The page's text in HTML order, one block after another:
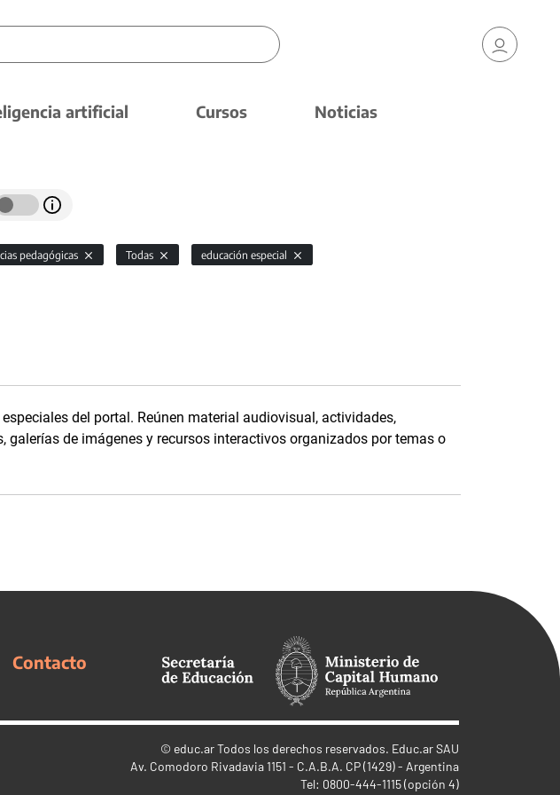
artificial Cursos Noticias
pedagógicas Todas educación especial
del portal. Reúnen material audiovisual, actividades,
galerías de imágenes y recursos interactivos organizados por temas o
Contacto
© educ.arTodos los derechos reservados. Educ.ar SAU
Av. Comodoro Rivadavia 1151 - C.A.B.A. CP (1429) - Argentina
Tel: 0800-444-1115 (opción 4)